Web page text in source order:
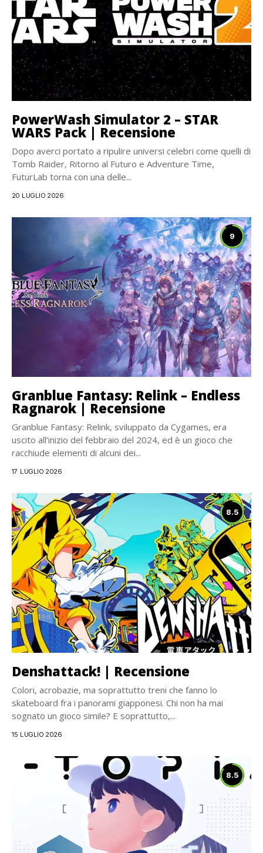
PowerWash Simulator 2 – STAR
WARS Pack | Recensione
Dopo averci portato a ripulire universi celebri come quelli di
Tomb Raider, Ritorno al Futuro e Adventure Time,
FuturLab torna con una delle...
20 LUGLIO 2026
9
Granblue Fantasy: Relink – Endless
Ragnarok | Recensione
Granblue Fantasy: Relink, sviluppato da Cygames, era
uscito all’inizio del febbraio del 2024, ed è un gioco che
racchiude elementi di alcuni dei...
17 LUGLIO 2026
8.5
Denshattack! | Recensione
Colori, acrobazie, ma soprattutto treni che fanno lo
skateboard fra i panorami giapponesi. Chi non ha mai
sognato un gioco simile? E soprattutto,...
15 LUGLIO 2026
8.5